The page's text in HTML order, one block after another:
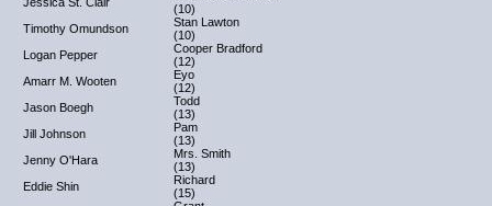
(10)
Timothy Omundson
Stan Lawton
(10)
Logan Pepper
Cooper Bradford
(12)
Amarr M. Wooten
Eyo
(12)
Jason Boegh
Todd
(13)
Jill Johnson
Pam
(13)
Jenny O'Hara
Mrs. Smith
(13)
Eddie Shin
Richard
(15)